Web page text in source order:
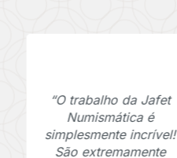
“O trabalho da Jafet
Numismática é
simplesmente incrível!
São extremamente